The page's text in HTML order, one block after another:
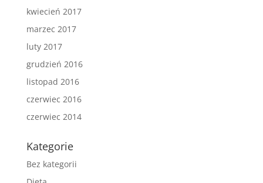
kwiecień 2017
marzec 2017
luty 2017
grudzień 2016
listopad 2016
czerwiec 2016
czerwiec 2014
Kategorie
Bez kategorii